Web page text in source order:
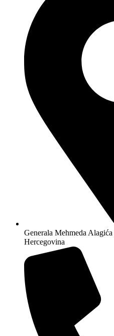
Generala Mehmeda
Hercegovina